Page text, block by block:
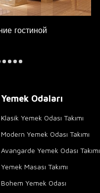
гостиной
Yemek Odaları
Klasik Yemek Odası Takımı
Modern Yemek Odası Takımı
Avangarde Yemek Odası Takımı
Yemek Masası Takımı
Bohem Yemek Odası